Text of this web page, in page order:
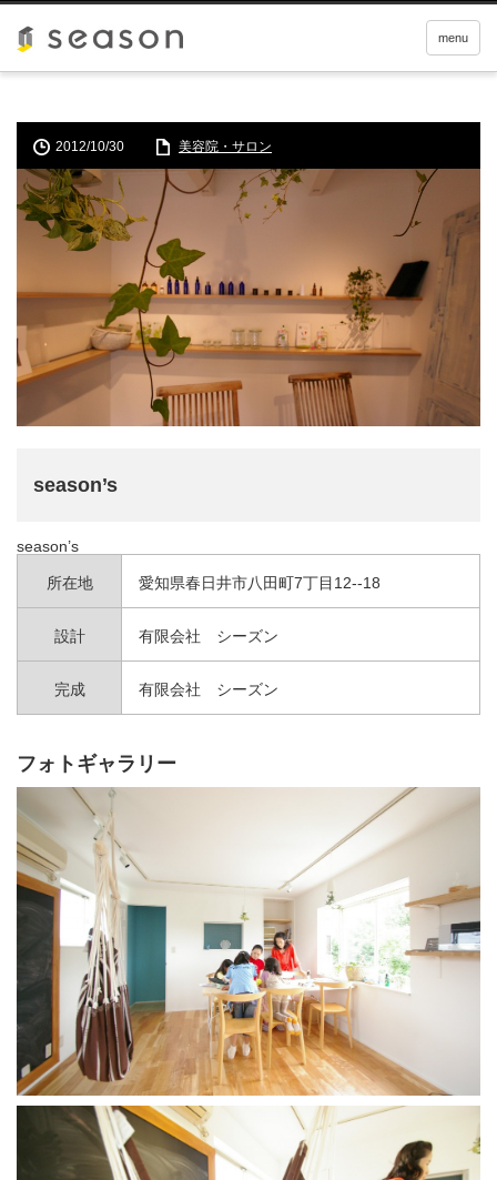
menu
ホーム 美容院・サロン
2012/10/30 美容院・サロン
season’s
season’s
所在地 愛知県春日井市八田町7丁目12--18
設計 有限会社 シーズン
完成 有限会社 シーズン
フォトギャラリー